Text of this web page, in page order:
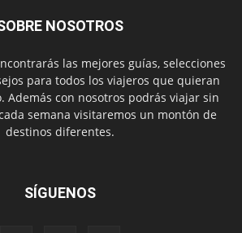
NOSOTROS
las mejores guías, selecciones
para todos los viajeros que quieran
Además con nosotros podrás viajar sin
semana visitaremos un montón de
destinos diferentes.
SÍGUENOS